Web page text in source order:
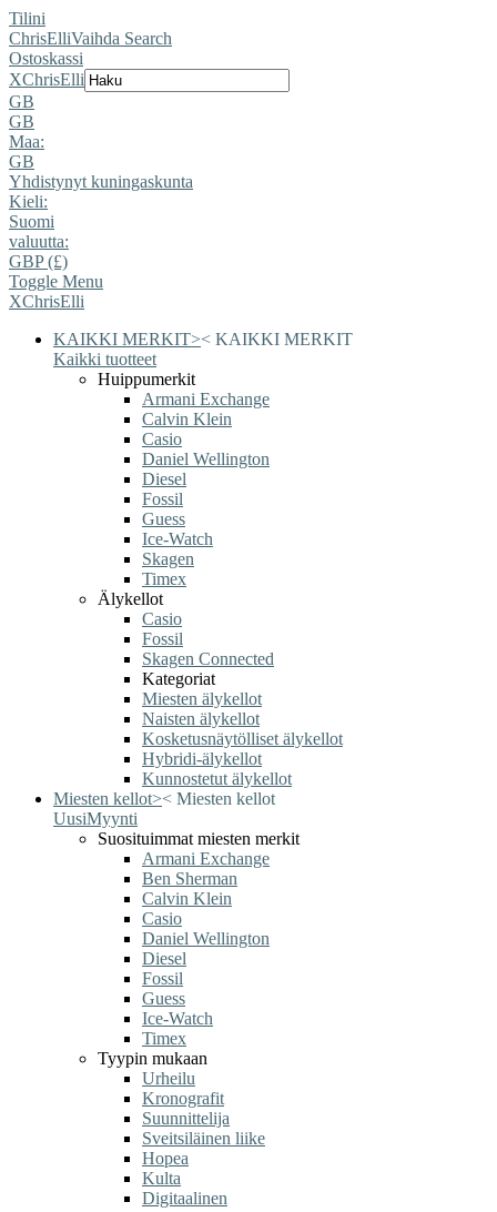
Tilini
ChrisElliVaihda Search
Ostoskassi
XChrisElli
GB
GB
Maa:
GB
Yhdistynyt kuningaskunta
Kieli:
Suomi
valuutta:
GBP (£)
Toggle Menu
XChrisElli
KAIKKI MERKIT>< KAIKKI MERKIT
Kaikki tuotteet
Huippumerkit
Armani Exchange
Calvin Klein
Casio
Daniel Wellington
Diesel
Fossil
Guess
Ice-Watch
Skagen
Timex
Älykellot
Casio
Fossil
Skagen Connected
Kategoriat
Miesten älykellot
Naisten älykellot
Kosketusnäytölliset älykellot
Hybridi-älykellot
Kunnostetut älykellot
Miesten kellot>< Miesten kellot
UusiMyynti
Suosituimmat miesten merkit
Armani Exchange
Ben Sherman
Calvin Klein
Casio
Daniel Wellington
Diesel
Fossil
Guess
Ice-Watch
Timex
Tyypin mukaan
Urheilu
Kronografit
Suunnittelija
Sveitsiläinen liike
Hopea
Kulta
Digitaalinen